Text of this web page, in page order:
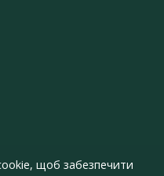
щоб забезпечити